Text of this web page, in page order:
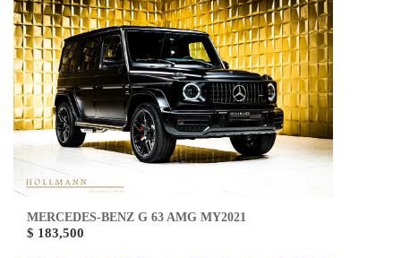
MERCEDES-BENZ G 63 AMG MY2021
$ 183,500